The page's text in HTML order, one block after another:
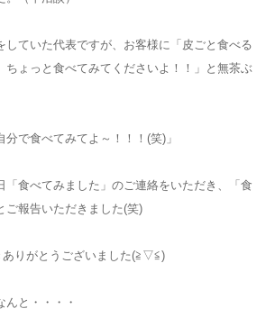
していた代表ですが、お客様に「皮ごと食べる
ちょっと食べてみてくださいよ！！」と無茶ぶ
で食べてみてよ～！！！(笑)」
「食べてみました」のご連絡をいただき、「食
ご報告いただきました(笑)
ありがとうございました(≧▽≦)
んと・・・・